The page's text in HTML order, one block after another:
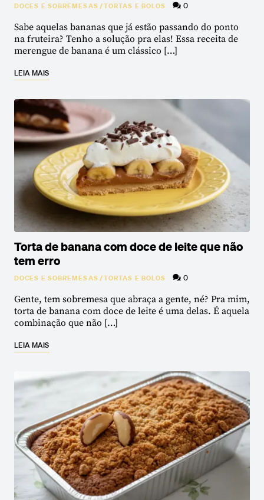
DOCES E SOBREMESAS/TORTAS E BOLOS 0
Sabe aquelas bananas que já estão passando do ponto
na fruteira? Tenho a solução pra elas! Essa receita de
merengue de banana é um clássico […]
LEIA MAIS
Torta de banana com doce de leite que não
tem erro
DOCES E SOBREMESAS/TORTAS E BOLOS 0
Gente, tem sobremesa que abraça a gente, né? Pra mim,
torta de banana com doce de leite é uma delas. É aquela
combinação que não […]
LEIA MAIS